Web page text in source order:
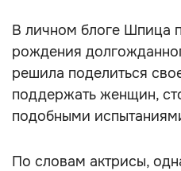
В личном блоге Шпица
рождения
решила поделиться
поддержать женщин,
подобными
По словам актрисы,